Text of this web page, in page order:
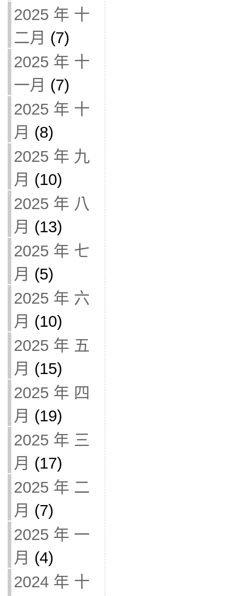
2025 年 十
二月 (7)
2025 年 十
一月 (7)
2025 年 十
月 (8)
2025 年 九
月 (10)
2025 年 八
月 (13)
2025 年 七
月 (5)
2025 年 六
月 (10)
2025 年 五
月 (15)
2025 年 四
月 (19)
2025 年 三
月 (17)
2025 年 二
月 (7)
2025 年 一
月 (4)
2024 年 十